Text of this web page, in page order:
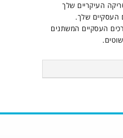
העיקריים שלך
העסקיים שלך.
העסקיים המשתנים